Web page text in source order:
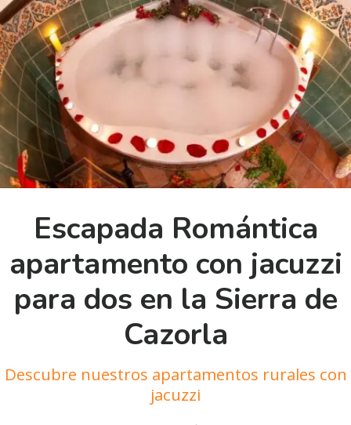
Escapada Romántica
apartamento con jacuzzi
para dos en la Sierra de
Cazorla
Descubre nuestros apartamentos rurales con
jacuzzi